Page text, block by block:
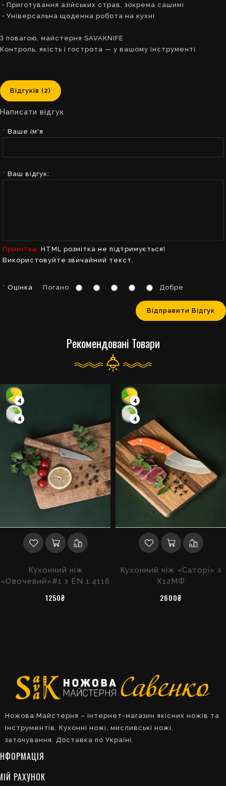
• Приготування азійських страв, зокрема сашимі
• Універсальна щоденна робота на кухні
З повагою, майстерня SAVAKNIFE
Контроль, якість і гострота — у вашому інструменті
Відгуків (2)
Написати відгук
Ваше ім'я
Ваш відгук:
Примітка: HTML розмітка не підтримується!
Використовуйте звичайний текст.
Оцінка Погано Добре
Відправити Відгук
Рекомендовані Товари
4
4
Кухонний ніж
«Овочевий»#1 з EN 1.4116
1250₴
4
4
Кухонний ніж «Саторі» з
Х12МФ
2600₴
Ножова Майстерня – інтернет-магазин якісних ножів та
інструментів. Кухонні ножі, мисливські ножі,
заточування. Доставка по Україні.
РАХУНОК